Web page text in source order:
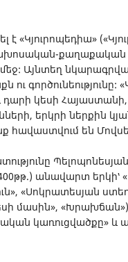
է «Կյուրոպեդիա»
Այնտեղ
ու
դարի կեսի
երկրի ներքին
հավաստվում են
անավարտ երկի՝
«Սոկրատեսյան
մասին»,
կառուցվածքը» և